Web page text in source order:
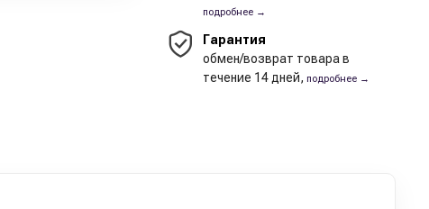
подробнее →
Гарантия
обмен/возврат товара в
течение 14 дней, подробнее →